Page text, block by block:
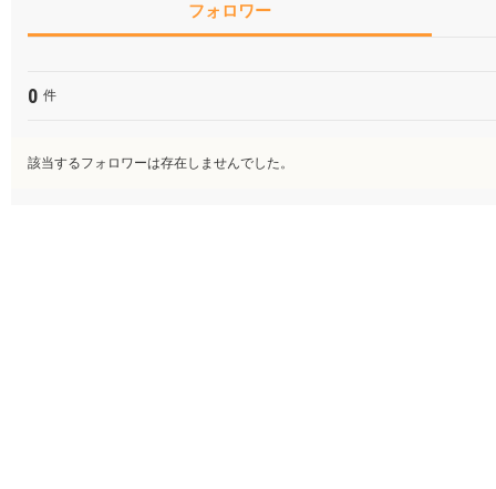
フォロワー
0 件
該当するフォロワーは存在しませんでした。